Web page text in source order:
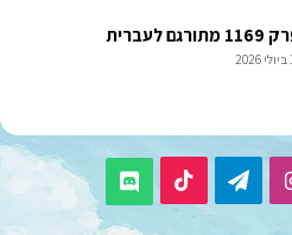
לעברית
Instagram
Telegram
TikTok
Discord